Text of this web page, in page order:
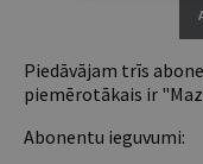
Piedāvājam trīs
piemērotākais ir
Abonentu ieguvumi: